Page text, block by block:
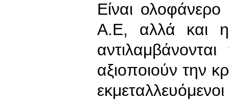
Είναι
Α.Ε, αλλά και η
αξιοποιούν την